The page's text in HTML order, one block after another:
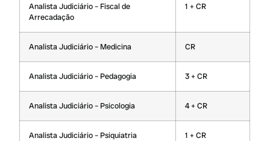
Analista Judiciário – Fiscal de
Arrecadação
1 + CR
Analista Judiciário – Medicina CR
Analista Judiciário – Pedagogia 3 + CR
Analista Judiciário – Psicologia 4 + CR
Analista Judiciário – Psiquiatria 1 + CR